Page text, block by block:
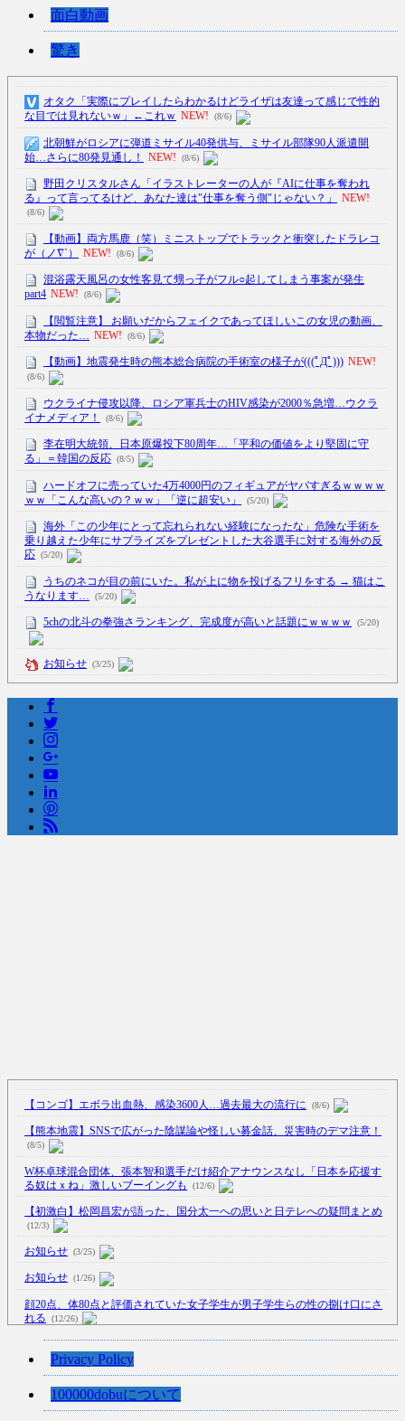
面白動画
驚き
オタク「実際にプレイしたらわかるけどライザは友達って感じで性的
な目では見れないｗ」←これｗ NEW! (8/6)
北朝鮮がロシアに弾道ミサイル40発供与、ミサイル部隊90人派遣開
始…さらに80発見通し！
NEW! (8/6)
野田クリスタルさん「イラストレーターの人が『AIに仕事を奪われ
る』って言ってるけど、あなた達は"仕事を奪う側"じゃない？」
NEW!
(8/6)
【動画】両方馬鹿（笑）ミニストップでトラックと衝突したドラレコ
が（ノ∇`）
NEW! (8/6)
混浴露天風呂の女性客見て甥っ子がフル○起してしまう事案が発生
part4 NEW! (8/6)
【閲覧注意】 お願いだからフェイクであってほしいこの女児の動画、
本物だった… NEW! (8/6)
【動画】地震発生時の熊本総合病院の手術室の様子が(((ﾟДﾟ))) NEW!
(8/6)
ウクライナ侵攻以降、ロシア軍兵士のHIV感染が2000％急増…ウクラ
イナメディア！
(8/6)
李在明大統領、日本原爆投下80周年…「平和の価値をより堅固に守
る」＝韓国の反応 (8/5)
ハードオフに売っていた4万4000円のフィギュアがヤバすぎるｗｗｗｗ
ｗｗ「こんな高いの？ｗｗ」「逆に超安い」
(5/20)
海外「この少年にとって忘れられない経験になったな」危険な手術を
乗り越えた少年にサプライズをプレゼントした大谷選手に対する海外の反
応 (5/20)
うちのネコが目の前にいた。私が上に物を投げるフリをする → 猫はこ
うなります…
(5/20)
5chの北斗の拳強さランキング、完成度が高いと話題にｗｗｗｗ (5/20)
お知らせ (3/25)
顔20点、体80点と評価されていた女子学生が男子学生らの性の捌け口
にされる
【中国】処理水の問題化狙うも不発？ASEAN関連会合で賛同広がらず
(7/13)
【コンゴ】エボラ出血熱、感染3600人…過去最大の流行に (8/6)
【熊本地震】SNSで広がった陰謀論や怪しい募金話、災害時のデマ注意！
(8/5)
W杯卓球混合団体、張本智和選手だけ紹介アナウンスなし「日本を応援す
る奴はｘね」激しいブーイングも
(12/6)
【初激白】松岡昌宏が語った、国分太一への思いと日テレへの疑問まとめ
(12/3)
お知らせ (3/25)
お知らせ (1/26)
顔20点、体80点と評価されていた女子学生が男子学生らの性の捌け口にさ
れる
(12/26)
【中国】処理水の問題化狙うも不発？ASEAN関連会合で賛同広がらず
(7/13)
【韓国】54.1％「IAEA報告書を信用しない」
Privacy Policy
100000dobuについて